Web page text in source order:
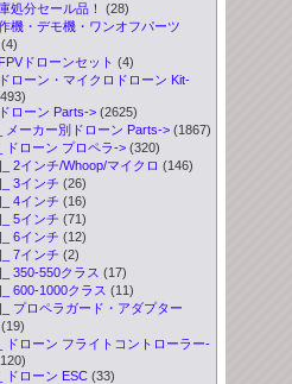
処分セール品！
(28)
機・デモ機・ワンオフパーツ
ドローンセット (4)
ローン・マイクロドローン Kit-
ローン Parts->(2625)
メーカー別ドローン Parts->(1867)
ドローン プロペラ->(320)
2インチ/Whoop/マイクロ (146)
3インチ (26)
4インチ (16)
5インチ (71)
6インチ (12)
7インチ (2)
350-550クラス (17)
600-1000クラス (11)
プロペラガード・アダプター
ドローン フライトコントローラー-
ドローン ESC(33)